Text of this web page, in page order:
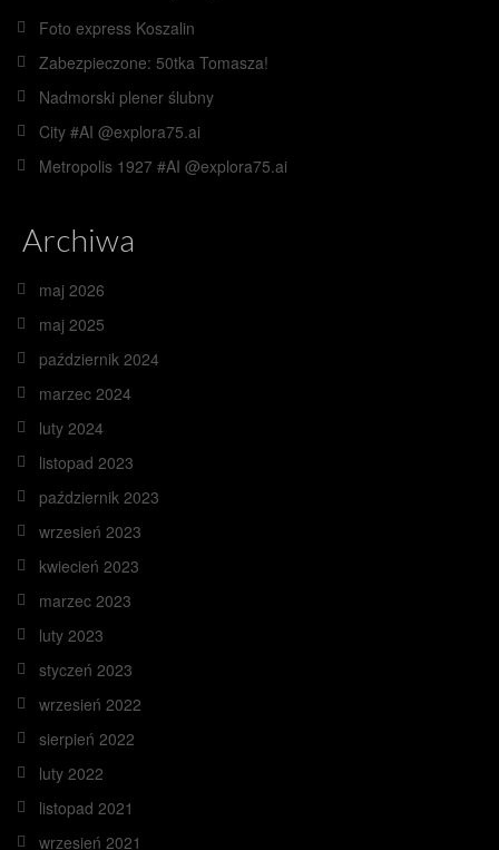
Foto express Koszalin
Zabezpieczone: 50tka Tomasza!
Nadmorski plener ślubny
City #AI @explora75.ai
Metropolis 1927 #AI @explora75.ai
Archiwa
maj 2026
maj 2025
październik 2024
marzec 2024
luty 2024
listopad 2023
październik 2023
wrzesień 2023
kwiecień 2023
marzec 2023
luty 2023
styczeń 2023
wrzesień 2022
sierpień 2022
luty 2022
listopad 2021
wrzesień 2021